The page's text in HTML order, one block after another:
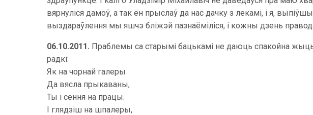
вярнуліся дамоў, а так ён прыслаў да нас дачку з лекамі, і я,
выздараўлення мы яшчэ бліжэй пазнаёміліся, і кожны дзень
06.10.2011. Праблемы са старымі бацькамі не даюць спакойна жыць
радкі:
Як на чорнай галеры
Да вясла прыкаваны,
Ты і сёння на працы.
І глядзіш на шпалеры,